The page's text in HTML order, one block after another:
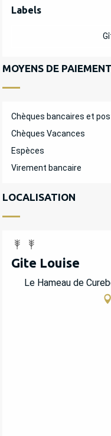
OFFRES DE
Labels
Labels
MOYENS DE PAIEMENT
Chèques bancaires et
Chèques Vacances
Espèces
Virement bancaire
LOCALISATION
Gite Louise
Le Hameau de